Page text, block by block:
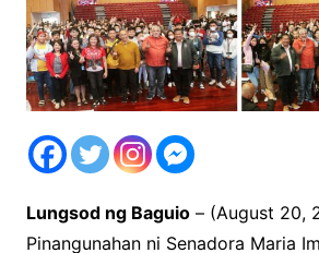
Lungsod ng Baguio– (August 20,
Pinangunahan ni Senadora Maria